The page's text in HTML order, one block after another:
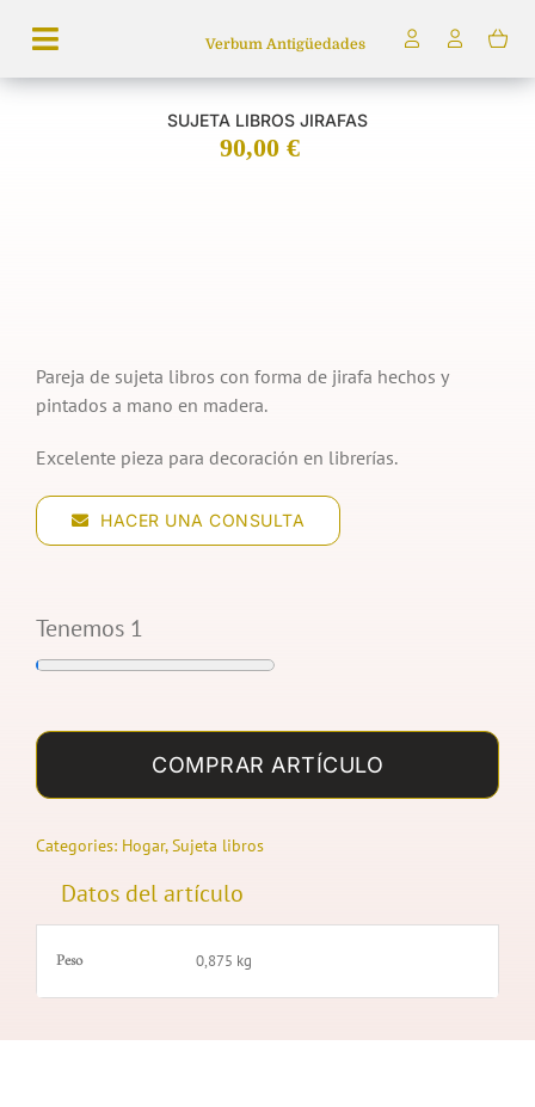
contenido
Toggle
Navigation
Quiénes somos
Verbum Antigüedades
SUJETA LIBROS JIRAFAS
90,00 €
Pareja de sujeta libros con forma de jirafa hechos y
pintados a mano en madera.
Excelente pieza para decoración en librerías.
HACER UNA CONSULTA
Tenemos 1
JIRAFAS
cantidad
COMPRAR ARTÍCULO
Categories: Hogar,Sujeta libros
Datos del artículo
Peso 0,875 kg